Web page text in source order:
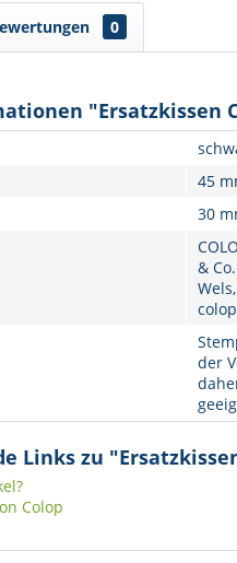
0
"Ersatzkissen
45
30
&
der
Links zu
Colop